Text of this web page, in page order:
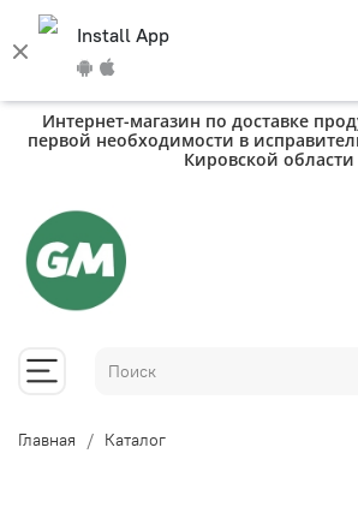
Install App
Интернет-магазин по доставке
первой необходимости в
Кировской области
Главная Каталог